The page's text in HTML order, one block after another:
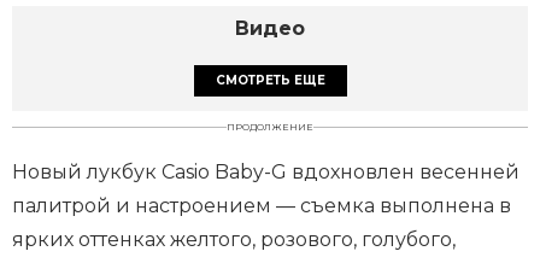
Видео
СМОТРЕТЬ ЕЩЕ
ПРОДОЛЖЕНИЕ
Новый лукбук Casio Baby-G вдохновлен весенней
палитрой и настроением — съемка выполнена в
ярких оттенках желтого, розового, голубого,